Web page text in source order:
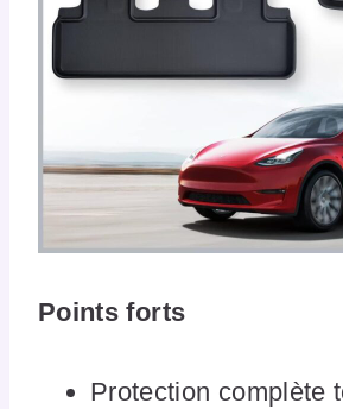
Points forts
Protection complète